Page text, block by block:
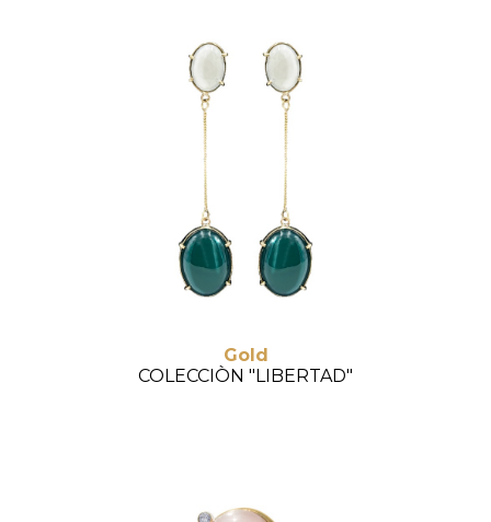
Gold
COLECCIÒN "LIBERTAD"